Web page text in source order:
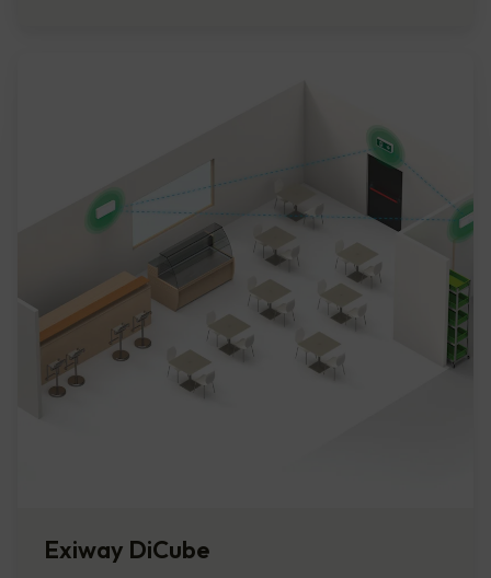
Exiway DiCube